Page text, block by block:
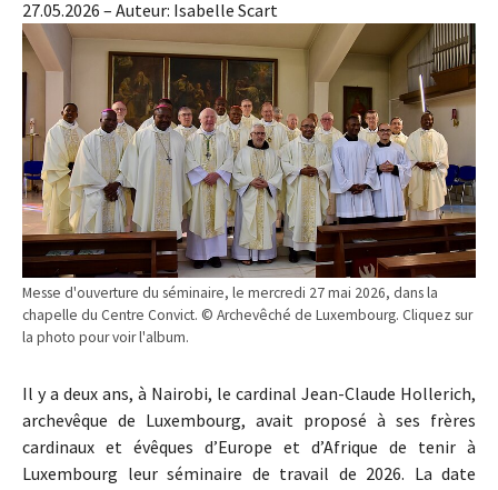
Messe d'ouverture du séminaire, le mercredi 27 mai 2026, dans la
chapelle du Centre Convict. © Archevêché de Luxembourg. Cliquez sur
la photo pour voir l'album.
27.05.2026 – Auteur: Isabelle Scart
Il y a deux ans, à Nairobi, le cardinal Jean-Claude Hollerich,
archevêque de Luxembourg, avait proposé à ses frères
cardinaux et évêques d’Europe et d’Afrique de tenir à
Luxembourg leur séminaire de travail de 2026. La date